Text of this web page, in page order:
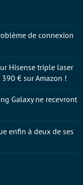
de connexion
Hisense triple laser
€ sur Amazon !
Galaxy ne recevront
enfin à deux de ses